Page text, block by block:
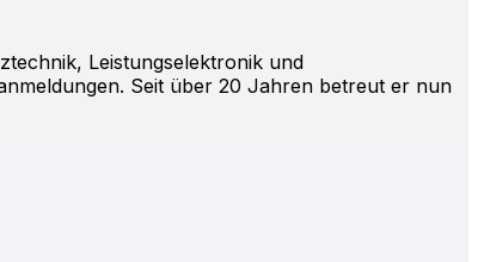
Leistungselektronik und
Seit über 20 Jahren betreut er nun